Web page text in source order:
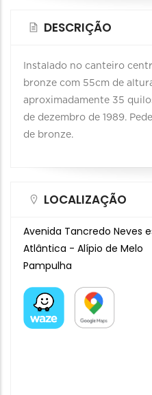
DESCRIÇÃO
Instalado no canteiro
bronze com 55cm de
aproximadamente 35
de dezembro de 1989.
de bronze.
LOCALIZAÇÃO
Avenida Tancredo Neves
Atlântica - Alípio de Melo
Pampulha